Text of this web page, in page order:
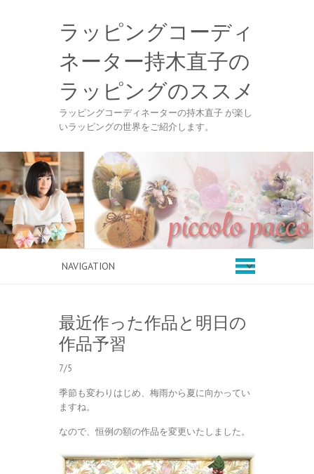
ラッピングコーディ
ネーター持木直子の
ラッピングのススメ
ラッピングコーディネーターの持木直子 が楽し
いラッピングの世界をご紹介します。
最近作った作品と明日の
作品予習
7/5
季節も変わりはじめ、梅雨から夏に向かってい
ますね。
なので、恒例の額の作品を変更いたしました。